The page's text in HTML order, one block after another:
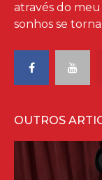
através do
sonhos se
OUTROS